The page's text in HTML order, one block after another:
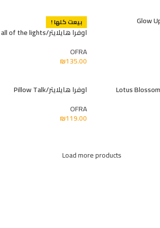
بيعت كلها !
اوفرا هايلايتر/all of the lights
OFRA
₪135.00
اوفرا هايلايتر/Pillow Talk
OFRA
₪119.00
Load more products